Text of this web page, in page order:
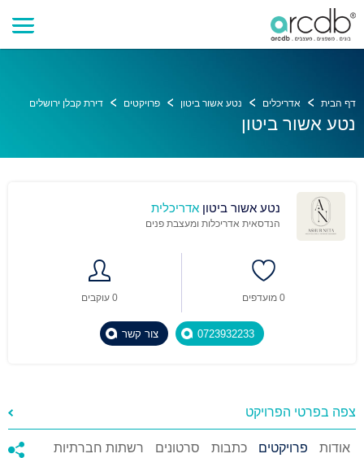
דף הבית אדריכלים נטע אשור ביטון פרויקטים דירת קבלן ירושלים
נטע אשור ביטון
נטע אשור ביטון אדריכלית
הנדסאית אדריכלות ומעצבת פנים
0 עוקבים 0 מועדפים
צור קשר 0723932233
צפה בפרטי הפרויקט
אודות פרויקטים כתבות סרטונים
רשתות חברתיות